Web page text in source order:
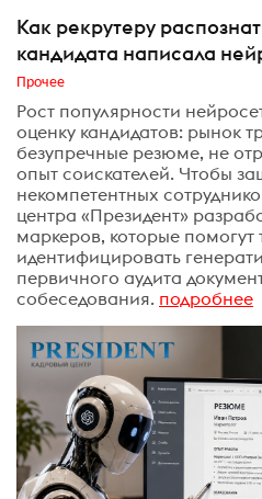
Как рекрутеру
кандидата написала
Прочее
Рост популярности
оценку кандидатов: рынок
безупречные резюме, не
опыт соискателей. Чтобы
некомпетентных
центра «Президент»
маркеров, которые помогут
идентифицировать
первичного аудита
собеседования. подробнее